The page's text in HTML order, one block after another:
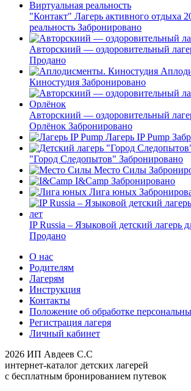
"Контакт" Лагерь активного отдыха
реальность Забронировано
Авторскиий — оздоровительный
Продано
Киностудия Забронировано
Авторскиий — оздоровительный
Орлёнок Забронировано
Лагерь IP Pump
"Город Следопытов" Забронировано
Место Силы
I&Camp Забронировано
Лига юных
IP Russia – Языковой детский лагерь
Продано
О нас
Родителям
Лагерям
Инструкция
Контакты
Положение об обработке
Регистрация лагеря
Личный кабинет
2026 ИП Авдеев С.С
интернет-каталог детских лагерей
с бесплатным бронированием путевок